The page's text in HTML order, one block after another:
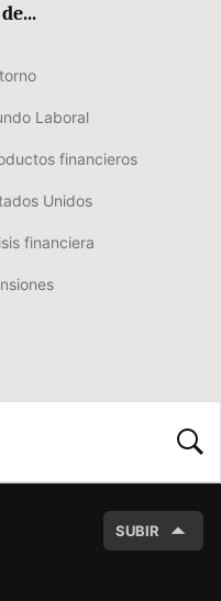
Laboral
financieros
Unidos
financiera
SUBIR